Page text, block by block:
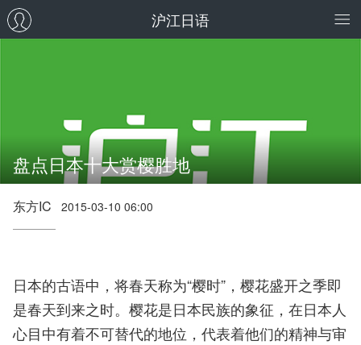
沪江日语
盘点日本十大赏樱胜地
东方IC 2015-03-10 06:00
日本的古语中，将春天称为“樱时”，樱花盛开之季即
是春天到来之时。樱花是日本民族的象征，在日本人
心目中有着不可替代的地位，代表着他们的精神与审